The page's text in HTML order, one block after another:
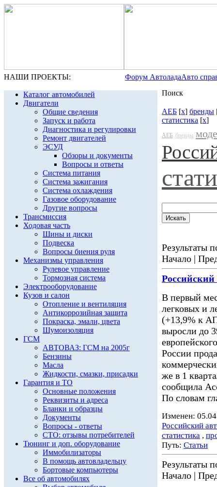
НАШИ ПРОЕКТЫ: Форум АвтоладаАвто
Каталог автомобилей
Двигатели
Общие сведения
Запуск и работа
Диагностика и регулировки
Ремонт двигателей
ЭСУД
Обзоры и документы
Вопросы и ответы
Система питания
Система зажигания
Система охлаждения
Газовое оборудование
Другие вопросы
Трансмиссия
Ходовая часть
Шины и диски
Подвеска
Вопросы биения руля
Механизмы управления
Рулевое управление
Тормозная система
Электрооборудование
Кузов и салон
Отопление и вентиляция
Антикоррозийная защита
Покраска, эмали, цвета
Шумоизоляция
ГСМ
АВТОВАЗ: ГСМ на 2005г
Бензины
Масла
Жидкости, смазки, присадки
Гарантия и ТО
Основные положения
Реквизиты и адреса
Бланки и образцы
Документы
Вопросы - ответы
СТО: отзывы потребителей
Тюнинг и доп. оборудование
Иммобилизаторы
В помощь автовладельцу
Бортовые компьютеры
Все об автомобилях
Поиск
АЕБ [x] бренды
статистика [x]
АЕБ бренды
Результаты
Начало |
В первый
легковых и
(+13,9% к
выросли до
России
же в 1
сообщила
По словам
Изменен:
Российский
статистика ,
Путь: Статьи
Результаты
Начало |